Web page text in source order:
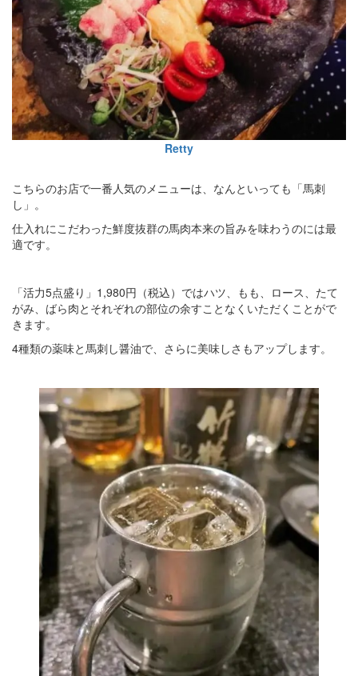
Retty
こちらのお店で一番人気のメニューは、なんといっても「馬刺
し」。
仕入れにこだわった鮮度抜群の馬肉本来の旨みを味わうのには最
適です。
「活力5点盛り」1,980円（税込）ではハツ、もも、ロース、たて
がみ、ばら肉とそれぞれの部位の余すことなくいただくことがで
きます。
4種類の薬味と馬刺し醤油で、さらに美味しさもアップします。